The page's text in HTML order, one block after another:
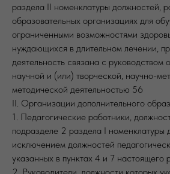
раздела II номенклатуры должностей,
образовательных организациях для
ограниченными возможностями
нуждающихся в длительном лечении,
деятельность связана с руководством
научной и (или) творческой, научно-
методической деятельностью 56
II. Организации дополнительного
1. Педагогические работники,
подразделе 2 раздела I номенклатуры
исключением должностей
указанных в пунктах 4 и 7 настоящего